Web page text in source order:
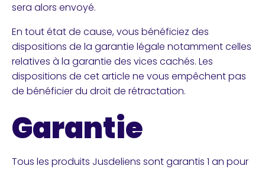
sera alors envoyé.
En tout état de cause, vous bénéficiez des
dispositions de la garantie légale notamment celles
relatives à la garantie des vices cachés. Les
dispositions de cet article ne vous empêchent pas
de bénéficier du droit de rétractation.
Garantie
Tous les produits Jusdeliens sont garantis 1 an pour